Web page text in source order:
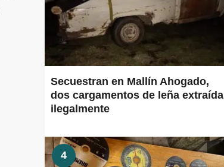
Secuestran en Mallín Ahogado,
dos cargamentos de leña extraída
ilegalmente
4